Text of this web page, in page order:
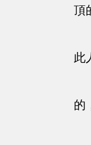
頂
此
的